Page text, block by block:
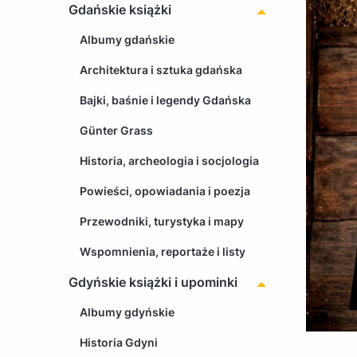
Gdańskie książki
Albumy gdańskie
Architektura i sztuka gdańska
Bajki, baśnie i legendy Gdańska
Günter Grass
Historia, archeologia i socjologia
Powieści, opowiadania i poezja
Przewodniki, turystyka i mapy
Wspomnienia, reportaże i listy
Gdyńskie książki i upominki
Albumy gdyńskie
Historia Gdyni